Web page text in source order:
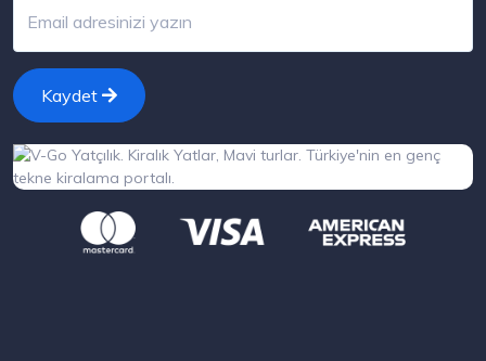
Kaydet